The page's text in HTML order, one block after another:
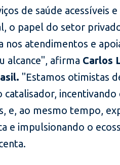
de saúde acessíveis
o papel do setor
nos atendimentos e
alcance", afirma Carlos
"Estamos otimistas
catalisador,
e, ao mesmo tempo,
e impulsionando o